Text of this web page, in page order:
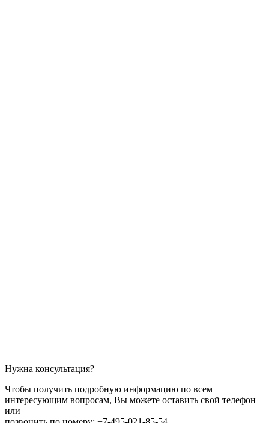
Нужна консультация?
Чтобы получить подробную информацию по всем
интересующим вопросам, Вы можете оставить свой телефон
или